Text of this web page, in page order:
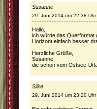
Susanne
29. Juni 2014 um 22:38 Uhr
Hallo,
ich würde das Querformat
Horizont einfach besser
Herzliche Grüße,
Susanne
die schon vom Ostsee-
Silke
29. Juni 2014 um 23:20 Uhr